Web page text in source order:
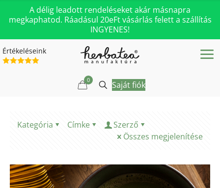
A délig leadott rendeléseket akár másnapra
megkaphatod. Ráadásul 20eFt vásárlás felett a szállítás
INGYENES!
Értékeléseink
0 Saját fiók
Kategória Címke
Szerző
Összes megjelenítése